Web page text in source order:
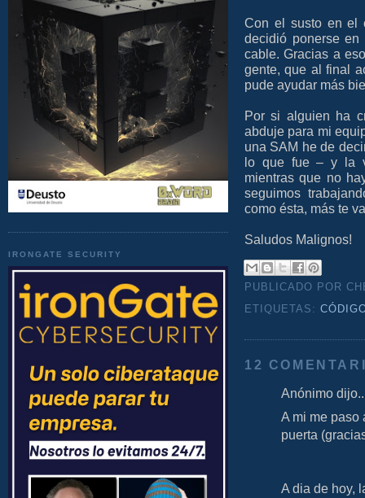
IRONGATE SECURITY
Con el susto en el
decidió ponerse
cable. Gracias a
gente, que al final
pude ayudar más
Por si alguien ha
abduje para mi
una SAM he de
lo que fue – y la
mientras que no
seguimos
como ésta, más te
Saludos Malignos!
PUBLICADO POR
ETIQUETAS:
12
Anónimo
A mi me paso
puerta
A dia de hoy,